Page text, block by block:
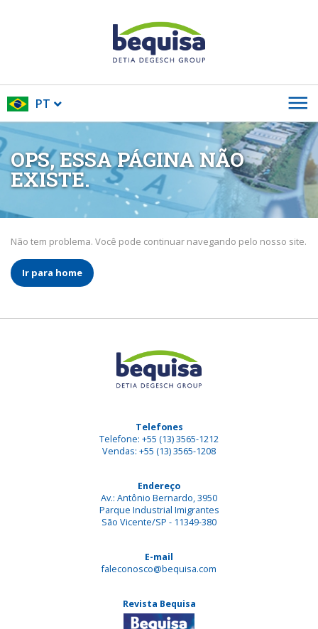
PT
OPS, ESSA PÁGINA NÃO
EXISTE.
Não tem problema. Você pode continuar navegando pelo nosso site.
Ir para home
Telefones
Telefone: +55 (13) 3565-1212
Vendas: +55 (13) 3565-1208
Endereço
Av.: Antônio Bernardo, 3950
Parque Industrial Imigrantes
São Vicente/SP - 11349-380
E-mail
faleconosco@bequisa.com
Revista Bequisa